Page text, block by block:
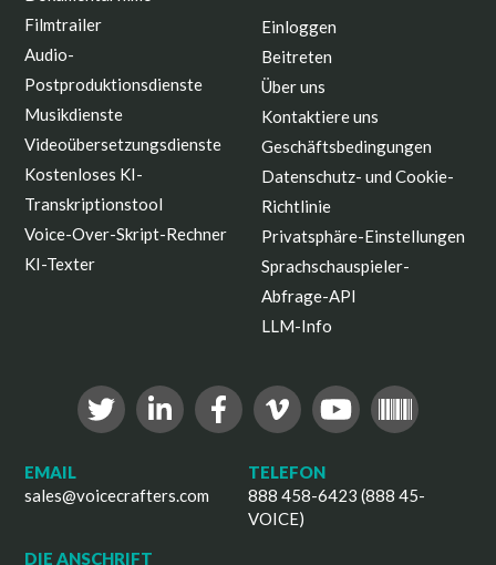
Filmtrailer
Audio-
Postproduktionsdienste
Musikdienste
Videoübersetzungsdienste
Kostenloses KI-
Transkriptionstool
Voice-Over-Skript-Rechner
KI-Texter
Einloggen
Beitreten
Über uns
Kontaktiere uns
Geschäftsbedingungen
Datenschutz- und Cookie-
Richtlinie
Privatsphäre-Einstellungen
Sprachschauspieler-
Abfrage-API
LLM-Info
EMAIL
sales@voicecrafters.com
TELEFON
888 458-6423 (888 45-
VOICE)
DIE ANSCHRIFT